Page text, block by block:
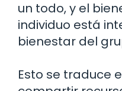
un todo, y el
individuo está
bienestar del
Esto se traduce